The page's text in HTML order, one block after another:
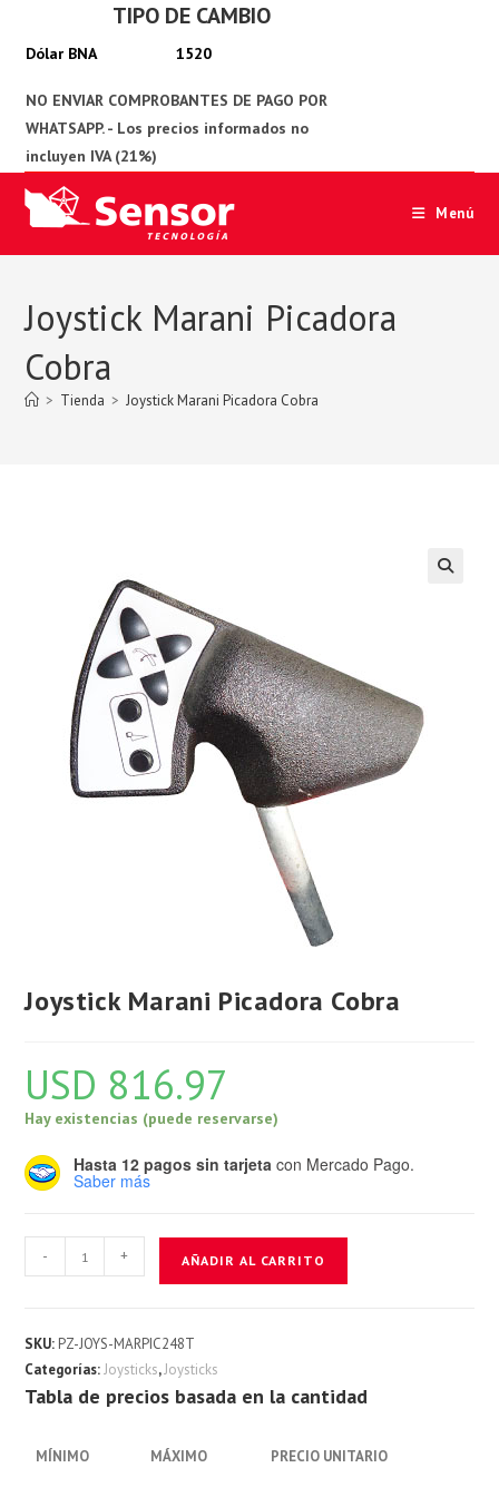
TIPO DE CAMBIO
1520
Menú
Joystick Marani Picadora
Cobra
> Tienda > Joystick Marani Picadora Cobra
Joystick Marani Picadora Cobra
USD 816.97
Hay existencias (puede reservarse)
Hasta 12 pagos sin tarjeta con Mercado Pago.
Saber más
Marani
cantidad
- + AÑADIR AL CARRITO
SKU: PZ-JOYS-MARPIC248T
Categorías:Joysticks,Joysticks
Tabla de precios basada en la cantidad
MÍNIMO MÁXIMO PRECIO UNITARIO